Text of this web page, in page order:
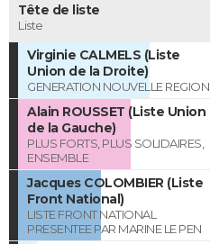
Tête de liste
Liste
Virginie CALMELS (Liste
Union de la Droite)
GENERATION NOUVELLE REGION
Alain ROUSSET (Liste Union
de la Gauche)
PLUS FORTS, PLUS SOLIDAIRES,
ENSEMBLE
Jacques COLOMBIER (Liste
Front National)
LISTE FRONT NATIONAL
PRESENTEE PAR MARINE LE PEN